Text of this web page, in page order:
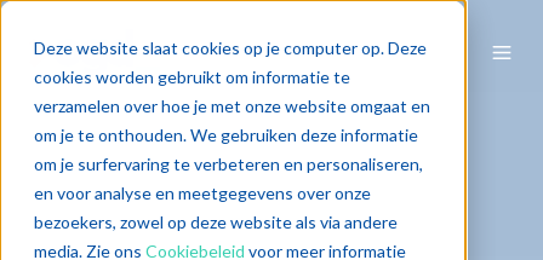
Deze website slaat cookies op je computer op. Deze
cookies worden gebruikt om informatie te
verzamelen over hoe je met onze website omgaat en
om je te onthouden. We gebruiken deze informatie
om je surfervaring te verbeteren en personaliseren,
en voor analyse en meetgegevens over onze
bezoekers, zowel op deze website als via andere
media. Zie ons Cookiebeleid voor meer informatie